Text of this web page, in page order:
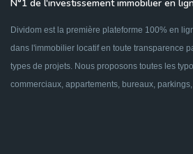
N°1 de l'investissement immobilier en
Dividom est la première plateforme 100% en
dans l'immobilier locatif en toute transparence
types de projets. Nous proposons toutes les
commerciaux, appartements, bureaux, parkings,